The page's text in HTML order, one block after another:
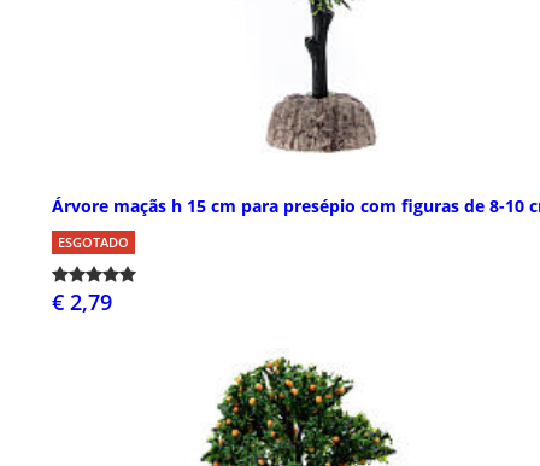
Árvore maçãs h 15 cm para presépio com figuras de 8-10
ESGOTADO
€ 2,79